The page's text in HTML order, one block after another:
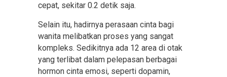
cepat, sekitar 0.2 detik saja.
Selain itu, hadirnya perasaan cinta bagi
wanita melibatkan proses yang sangat
kompleks. Sedikitnya ada 12 area di otak
yang terlibat dalam pelepasan berbagai
hormon cinta emosi, seperti dopamin,